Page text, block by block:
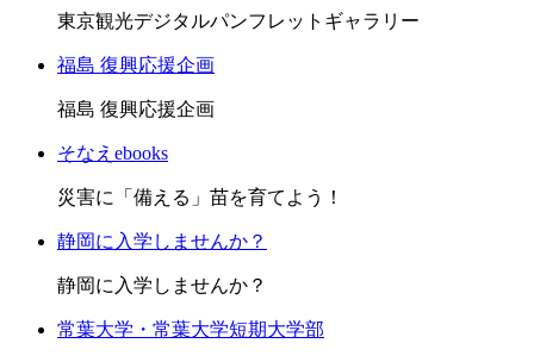
東京観光デジタルパンフレットギャラリー
福島 復興応援企画
福島 復興応援企画
そなえebooks
災害に「備える」苗を育てよう！
静岡に入学しませんか？
静岡に入学しませんか？
常葉大学・常葉大学短期大学部